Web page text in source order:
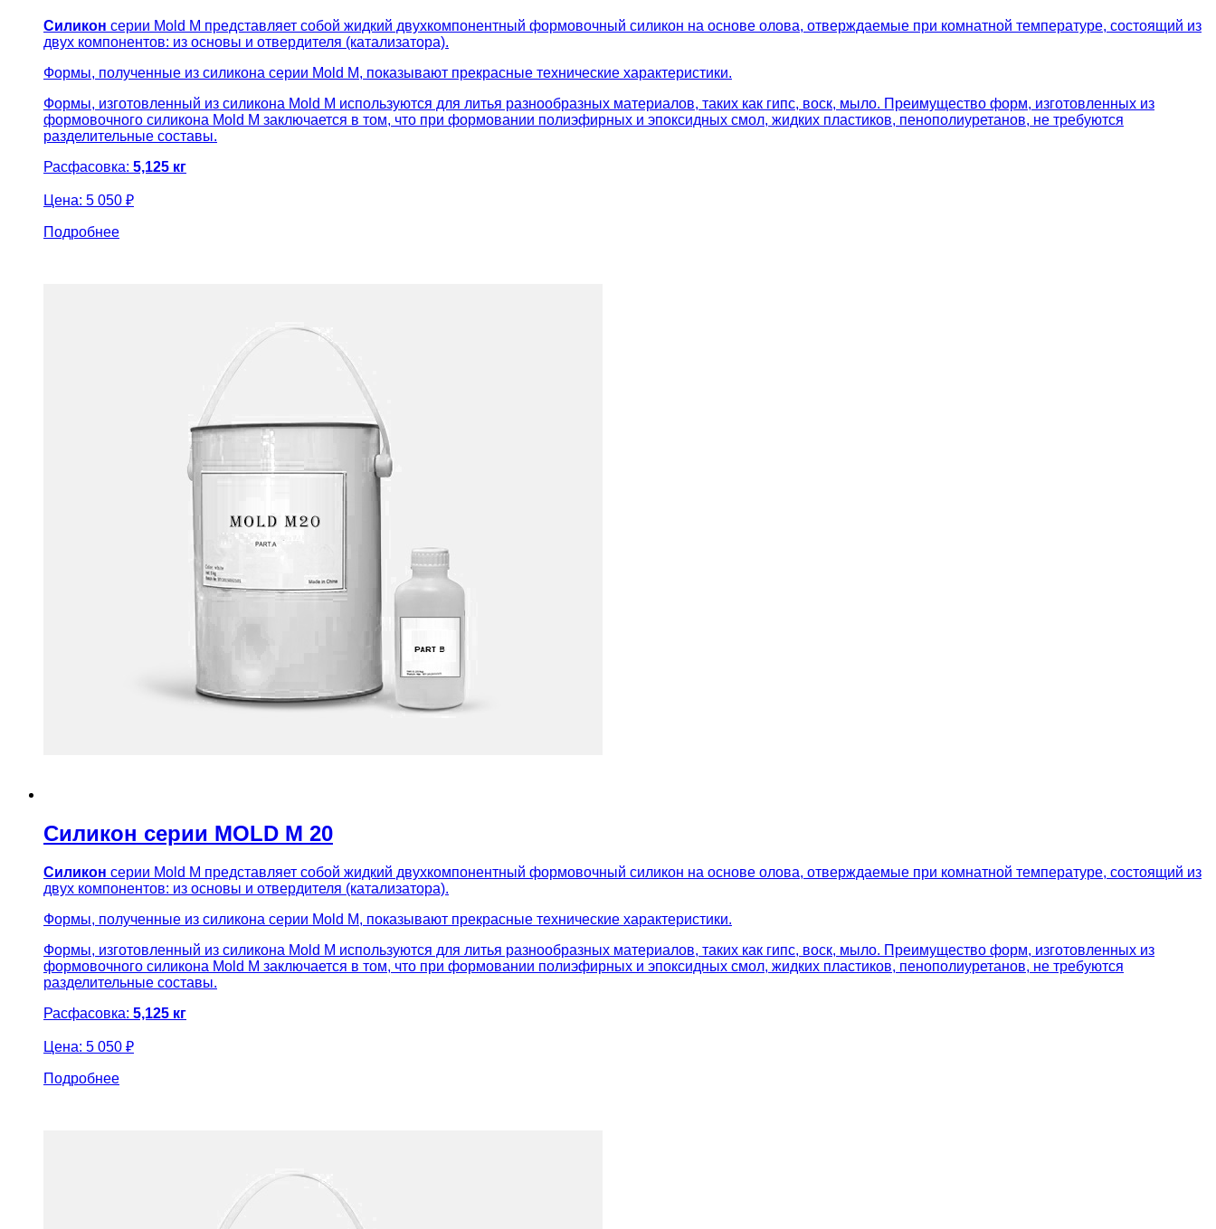
Силикон серии Mold M представляет собой жидкий двухкомпонентный формовочный силикон на основе олова, отверждаемые при комнатной температуре, состоящий из
двух компонентов: из основы и отвердителя (катализатора).
Формы, полученные из силикона серии Mold M, показывают прекрасные технические характеристики.
Формы, изготовленный из силикона Mold M используются для литья разнообразных материалов, таких как гипс, воск, мыло. Преимущество форм, изготовленных из
формовочного силикона Mold M заключается в том, что при формовании полиэфирных и эпоксидных смол, жидких пластиков, пенополиуретанов, не требуются
разделительные составы.
Расфасовка: 5,125 кг
Цена: 5 050 ₽
Подробнее
Силикон серии MOLD M 20
Силикон серии Mold M представляет собой жидкий двухкомпонентный формовочный силикон на основе олова, отверждаемые при комнатной температуре, состоящий из
двух компонентов: из основы и отвердителя (катализатора).
Формы, полученные из силикона серии Mold M, показывают прекрасные технические характеристики.
Формы, изготовленный из силикона Mold M используются для литья разнообразных материалов, таких как гипс, воск, мыло. Преимущество форм, изготовленных из
формовочного силикона Mold M заключается в том, что при формовании полиэфирных и эпоксидных смол, жидких пластиков, пенополиуретанов, не требуются
разделительные составы.
Расфасовка: 5,125 кг
Цена: 5 050 ₽
Подробнее